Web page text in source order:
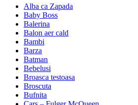
Alba ca Zapada
Baby Boss
Balerina
Balon aer cald
Bambi
Barza
Batman
Bebelusi
Broasca testoasa
Broscuta
Bufnita